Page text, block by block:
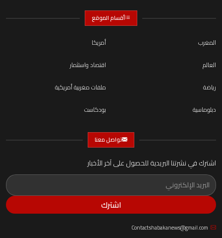
أقسام الموقع
المغرب
أمريكا
العالم
اقتصاد واستثمار
رياضة
ملفات مغربية أمريكية
دبلوماسية
بودكاست
تواصل معنا
اشترك في نشرتنا البريدية للحصول على آخر الأخبار
اشترك
Contactshabakanews@gmail.com